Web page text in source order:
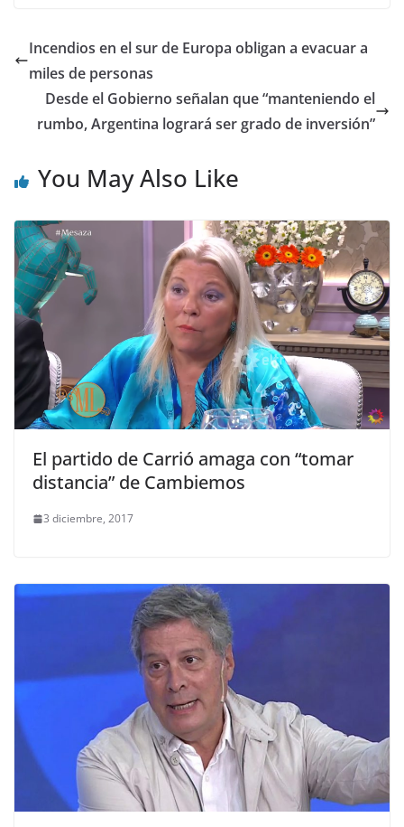
Incendios en el sur de Europa obligan a evacuar a
miles de personas
Desde el Gobierno señalan que “manteniendo el
rumbo, Argentina logrará ser grado de inversión”
You May Also Like
El partido de Carrió amaga con “tomar
distancia” de Cambiemos
3 diciembre, 2017